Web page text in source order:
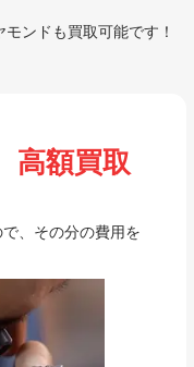
ンドも買取可能です！
高額買取
、その分の費用を